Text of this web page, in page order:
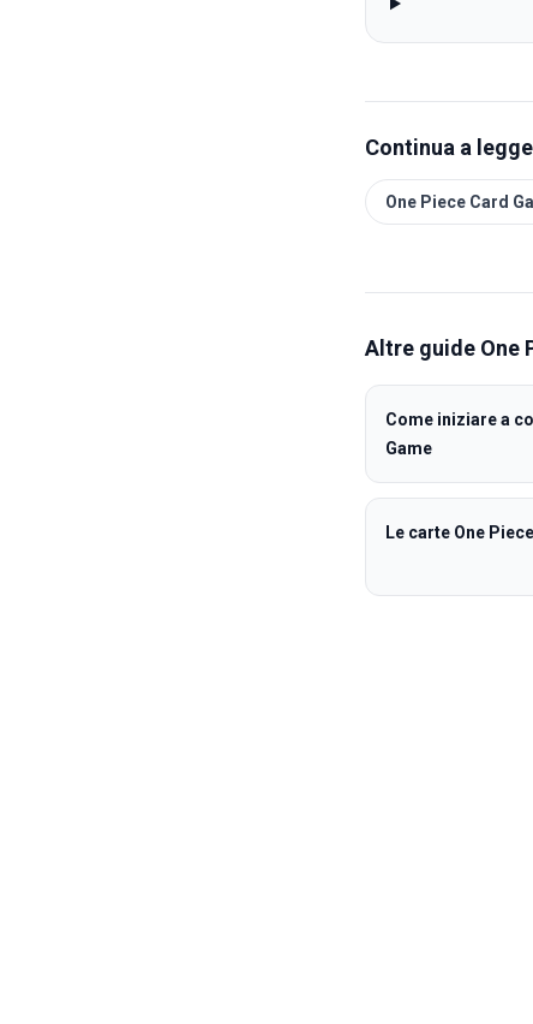
Continua a
One Piece Card
Altre guide One
Come iniziare a
Game
Le carte One